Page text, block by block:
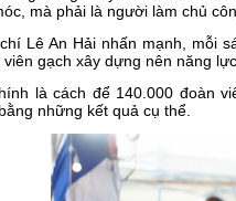
mà phải là người làm chủ
Lê An Hải nhấn mạnh, mỗi
viên gạch xây dựng nên năng
là cách để 140.000 đoàn
những kết quả cụ thể.